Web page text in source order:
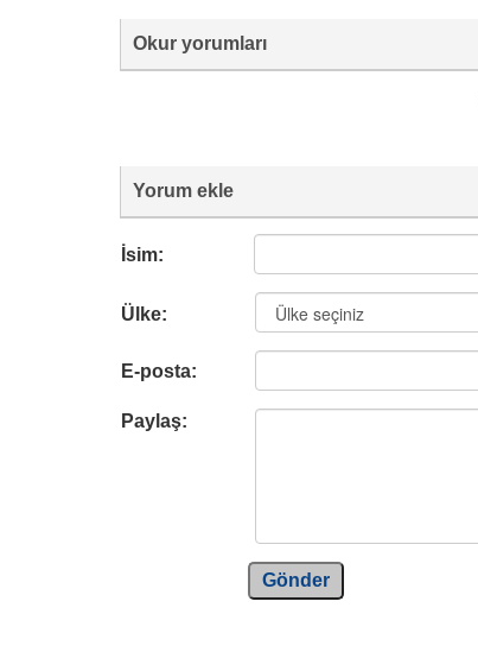
Okur yorumları
Yorum ekle
İsim:
Ülke:
E-posta:
Paylaş:
Gönder